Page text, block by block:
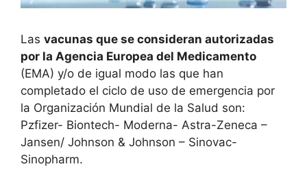
Las vacunas que se consideran autorizadas
por la Agencia Europea del Medicamento
(EMA) y/o de igual modo las que han
completado el ciclo de uso de emergencia por
la Organización Mundial de la Salud son:
Pzfizer- Biontech- Moderna- Astra-Zeneca –
Jansen/ Johnson & Johnson – Sinovac-
Sinopharm.